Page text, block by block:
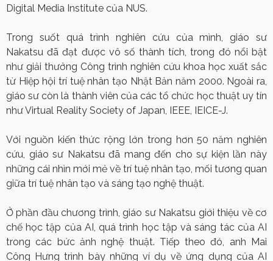
Digital Media Institute của NUS.
Trong suốt quá trình nghiên cứu của mình, giáo sư
Nakatsu đã đạt được vô số thành tích, trong đó nổi bật
như giải thưởng Công trình nghiên cứu khoa học xuất sắc
từ Hiệp hội trí tuệ nhân tạo Nhật Bản năm 2000. Ngoài ra,
giáo sư còn là thành viên của các tổ chức học thuật uy tín
như Virtual Reality Society of Japan, IEEE, IEICE-J.
Với nguồn kiến thức rộng lớn trong hơn 50 năm nghiên
cứu, giáo sư Nakatsu đã mang đến cho sự kiện lần này
những cái nhìn mới mẻ về trí tuệ nhân tạo, mối tương quan
giữa trí tuệ nhân tạo và sáng tạo nghệ thuật.
Ở phần đầu chương trình, giáo sư Nakatsu giới thiệu về cơ
chế học tập của AI, quá trình học tập và sáng tác của AI
trong các bức ảnh nghệ thuật. Tiếp theo đó, anh Mai
Công Hưng trình bày những ví dụ về ứng dụng của AI